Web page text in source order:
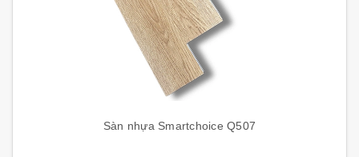
Sàn nhựa Smartchoice Q507